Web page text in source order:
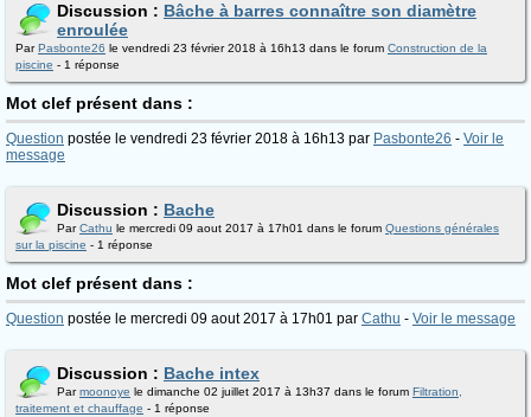
Discussion : Bâche à barres connaître son diamètre
enroulée
ParPasbonte26 le vendredi 23 février 2018 à 16h13 dans le forum Construction de la
piscine - 1 réponse
Mot clef présent dans :
Question postée le vendredi 23 février 2018 à 16h13 par Pasbonte26 - Voir le
message
Discussion : Bache
ParCathu le mercredi 09 aout 2017 à 17h01 dans le forum Questions générales
sur la piscine - 1 réponse
Mot clef présent dans :
Question postée le mercredi 09 aout 2017 à 17h01 par Cathu - Voir le message
Discussion : Bache intex
Parmoonoye le dimanche 02 juillet 2017 à 13h37 dans le forum Filtration,
traitement et chauffage - 1 réponse